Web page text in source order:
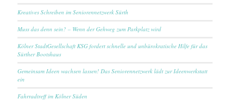
Kreatives Schreiben im Seniorennetzwerk Sürth
Muss das denn sein? – Wenn der Gehweg zum Parkplatz wird
Kölner StadtGesellschaft KSG fordert schnelle und unbürokratische Hilfe für das
Sürther Bootshaus
Gemeinsam Ideen wachsen lassen! Das Seniorennetzwerk lädt zur Ideenwerkstatt
ein
Fahrradtreff im Kölner Süden